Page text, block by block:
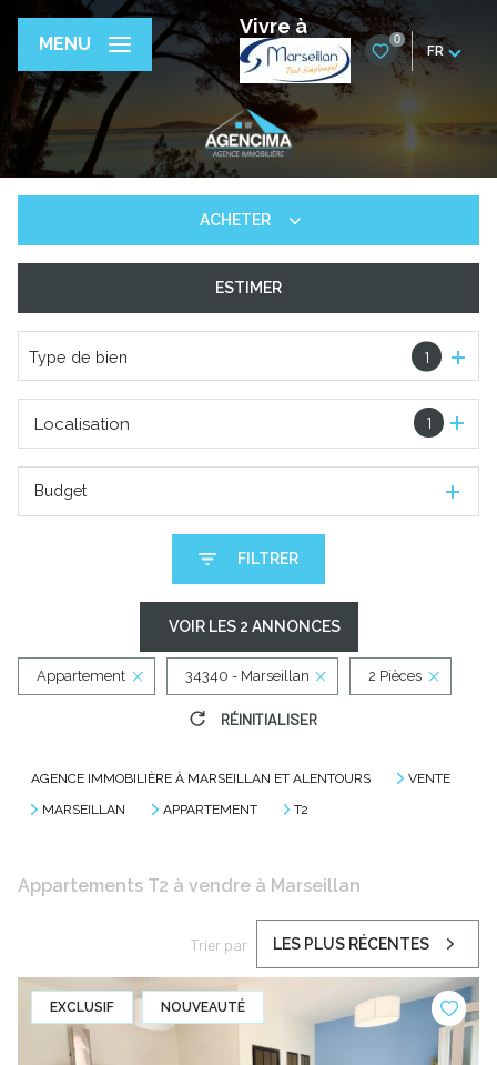
Vivre à
0
FR
MENU
ACHETER
De l'immo pro
ESTIMER
Type de bien 1
1
Localisation
Budget
FILTRER
VOIR LES 2 ANNONCES
Appartement 34340 - Marseillan 2 Pièces
RÉINITIALISER
AGENCE IMMOBILIÈRE À MARSEILLAN ET ALENTOURS
VENTE
MARSEILLAN
APPARTEMENT T2
Appartements T2 à vendre à Marseillan
Trier par LES PLUS RÉCENTES
EXCLUSIF NOUVEAUTÉ